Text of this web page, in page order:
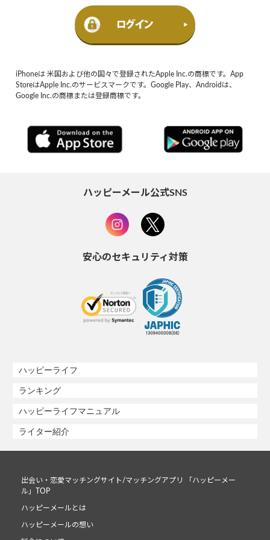
iPhoneは 米国および他の国々で登録されたApple Inc.の商標です。App
StoreはApple Inc.のサービスマークです。Google Play、Androidは、
Google Inc.の商標または登録商標です。
ハッピーメール公式SNS
安心のセキュリティ対策
ハッピーライフ
ランキング
ハッピーライフマニュアル
ライター紹介
出会い・恋愛マッチングサイト/マッチングアプリ 「ハッピーメー
ル」TOP
ハッピーメールとは
ハッピーメールの想い